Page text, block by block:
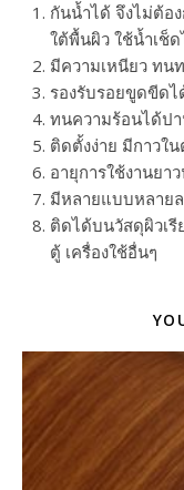
กันน้ำได้ จึงไม่ต้อ
ใต้พื้นผิว ใช้น้ำเช็
มีความเหนียว ทน
รองรับรอยขูดขีดไ
ทนความร้อนได้ป
ติดตั้งง่าย มีกาวใ
อายุการใช้งานยา
มีหลายแบบหลาย
ติดได้บนวัสดุผิวเรี
ตู้ เครื่องใช้อื่นๆ